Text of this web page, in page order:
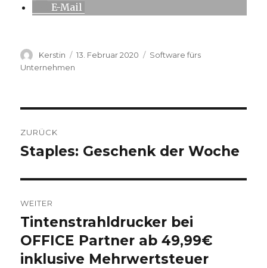
E-Mail
Autor
Kerstin
Veröffentlicht
13. Februar 2020 Kategorien
Software fürs
Unternehmen
ZURÜCK
Vorheriger
Staples: Geschenk der Woche
WEITER
Nächster
Beitrag:
Tintenstrahldrucker bei
OFFICE Partner ab 49,99€
inklusive Mehrwertsteuer